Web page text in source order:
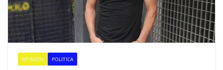
OPINION POLITICA